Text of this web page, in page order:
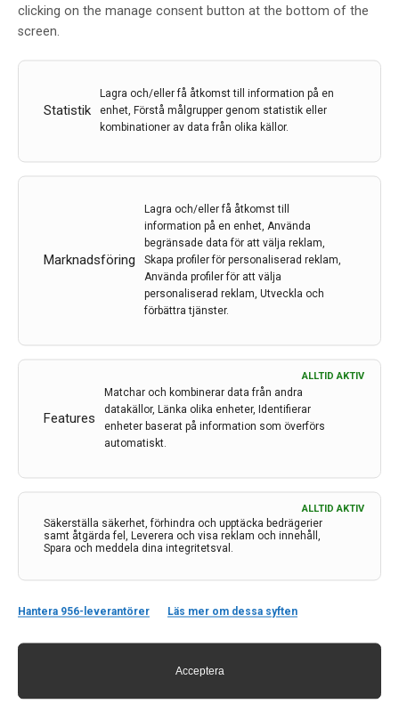
clicking on the manage consent button at the bottom of the
screen.
Statistik
Lagra och/eller få åtkomst till information på en
enhet, Förstå målgrupper genom statistik eller
kombinationer av data från olika källor.
Marknadsföring
Lagra och/eller få åtkomst till
information på en enhet, Använda
begränsade data för att välja reklam,
Skapa profiler för personaliserad reklam,
Använda profiler för att välja
personaliserad reklam, Utveckla och
förbättra tjänster.
Features
ALLTID AKTIV
Matchar och kombinerar data från andra
datakällor, Länka olika enheter, Identifierar
enheter baserat på information som överförs
automatiskt.
Säkerställa säkerhet, förhindra och upptäcka bedrägerier
samt åtgärda fel, Leverera och visa reklam och innehåll,
Spara och meddela dina integritetsval.
ALLTID AKTIV
Hantera 956-leverantörer Läs mer om dessa syften
Acceptera
Neurologi i Sverige
c/o Forskaren Office Hub
nis@pharma-industry.se